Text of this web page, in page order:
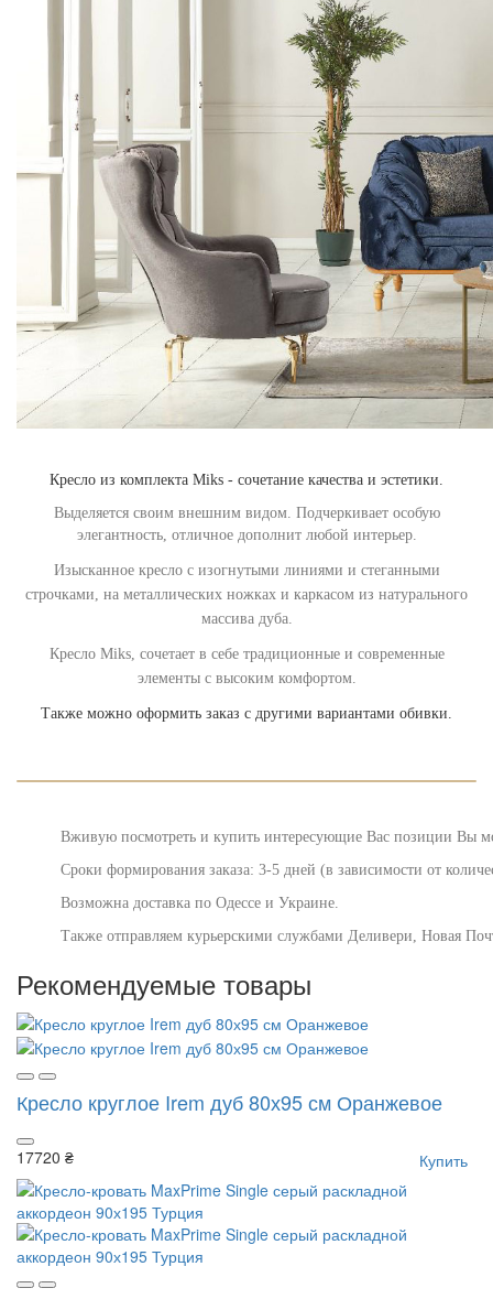
Кресло из комплекта Miks - сочетание качества и эстетики.
Выделяется своим внешним видом. Подчеркивает особую
элегантность, отличное дополнит любой интерьер.
Изысканное кресло с изогнутыми линиями и стеганными
строчками, на металлических ножках и каркасом из натурального
массива дуба.
Кресло Miks, сочетает в себе традиционные и современные
элементы с высоким комфортом.
Также можно оформить заказ с другими вариантами обивки.
Вживую посмотреть и купить интересующие Вас позиции Вы
Сроки формирования заказа: 3-5 дней (в зависимости от
Возможна доставка по Одессе и Украине.
Также отправляем курьерскими службами Деливери, Новая
Рекомендуемые товары
Кресло круглое Irem дуб 80х95 см Оранжевое
17720 ₴ Купить